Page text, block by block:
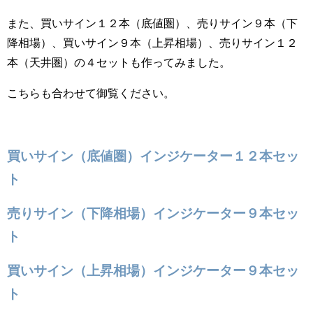
また、買いサイン１２本（底値圏）、売りサイン９本（下
降相場）、買いサイン９本（上昇相場）、売りサイン１２
本（天井圏）の４セットも作ってみました。
こちらも合わせて御覧ください。
買いサイン（底値圏）インジケーター１２本セッ
ト
売りサイン（下降相場）インジケーター９本セッ
ト
買いサイン（上昇相場）インジケーター９本セッ
ト